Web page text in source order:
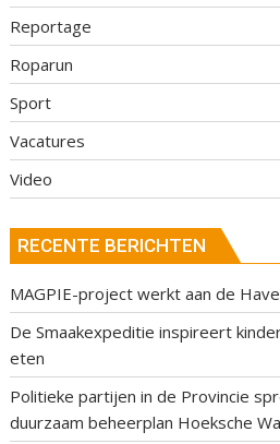
Reportage
Roparun
Sport
Vacatures
Video
RECENTE BERICHTEN
MAGPIE-project werkt aan de
De Smaakexpeditie inspireert
eten
Politieke partijen in de Provincie
duurzaam beheerplan Hoeksche